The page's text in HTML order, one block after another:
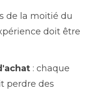
de la moitié du
doit être
: chaque
perdre des